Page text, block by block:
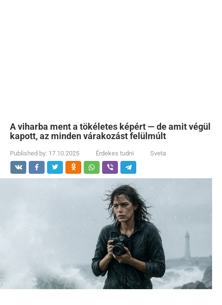
A viharba ment a tökéletes képért — de amit végül
kapott, az minden várakozást felülmúlt
Published by: 17.10.2025 Érdekes tudni Sveta